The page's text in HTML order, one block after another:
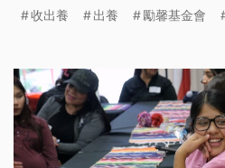
少家外安置制度、保母訪視
部分涉及修法，難以一步到
收出養 出養 勵馨基金會